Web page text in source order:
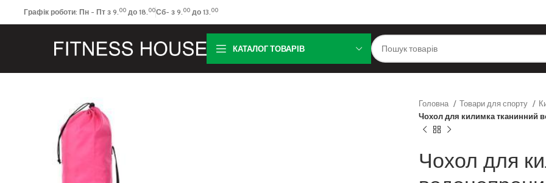
Графік роботи: Пн - Пт з 9.00до 18.00Сб- з 9.00до 13.00
КАТАЛОГ ТОВАРІВ
Головна Товари для спорту
Чохол для килимка тканинний
Чохол для